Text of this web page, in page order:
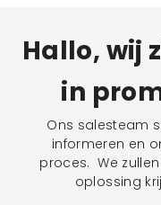
Hallo, wij
in
Ons salesteam
informeren en
proces. We
oplossing